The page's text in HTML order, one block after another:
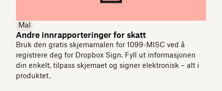
Mal
Andre innrapporteringer for skatt
Bruk den gratis skjemamalen for 1099-MISC ved å
registrere deg for Dropbox Sign. Fyll ut informasjonen
din enkelt, tilpass skjemaet og signer elektronisk – alt i
produktet.